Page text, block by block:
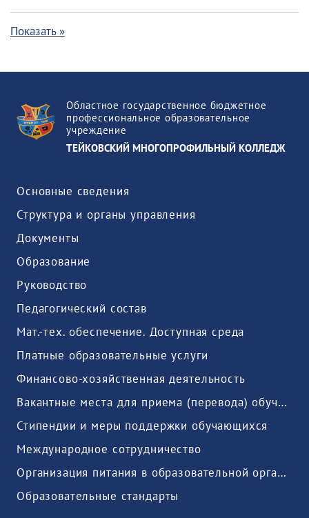
Показать »
Областное государственное бюджетное
профессиональное образовательное
учреждение
ТЕЙКОВСКИЙ МНОГОПРОФИЛЬНЫЙ КОЛЛЕДЖ
Основные сведения
Структура и органы управления
Документы
Образование
Руководство
Педагогический состав
Мат.-тех. обеспечение. Доступная среда
Платные образовательные услуги
Финансово-хозяйственная деятельность
Вакантные места для приема (перевода) обучающихся
Стипендии и меры поддержки обучающихся
Международное сотрудничество
Организация питания в образовательной организации
Образовательные стандарты